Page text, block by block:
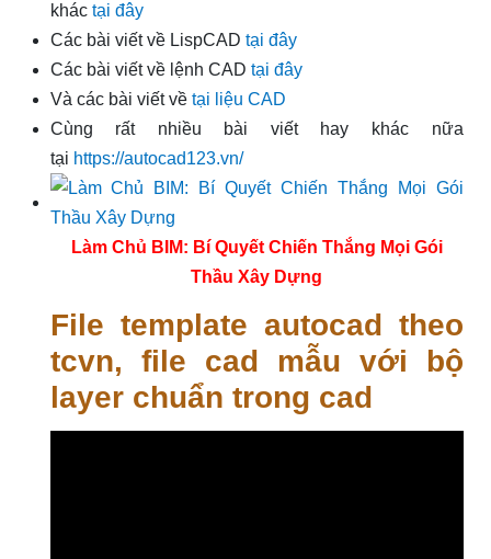
khác tại đây
Các bài viết về LispCAD tại đây
Các bài viết về lệnh CAD tại đây
Và các bài viết về tại liệu CAD
Cùng rất nhiều bài viết hay khác nữa
tại https://autocad123.vn/
Làm Chủ BIM: Bí Quyết Chiến Thắng Mọi Gói
Thầu Xây Dựng
File template autocad theo
tcvn, file cad mẫu với bộ
layer chuẩn trong cad